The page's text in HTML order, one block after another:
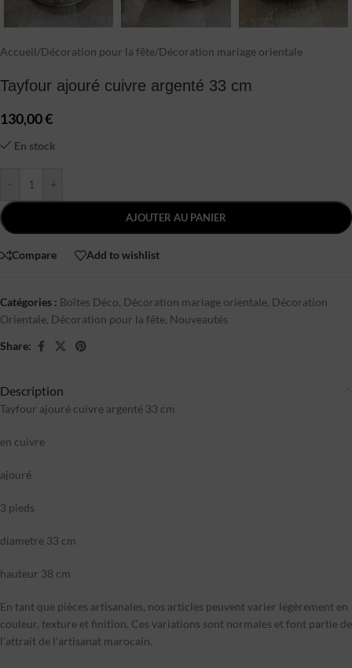
Accueil/Décoration pour la fête/Décoration mariage orientale
Tayfour ajouré cuivre argenté 33 cm
130,00€
En stock
- +
AJOUTER AU PANIER
Compare Add to wishlist
Catégories : Boîtes Déco, Décoration mariage orientale, Décoration
Orientale, Décoration pour la fête, Nouveautés
Share:
Description
Tayfour ajouré cuivre argenté 33 cm
en cuivre
ajouré
3 pieds
diametre 33 cm
hauteur 38 cm
En tant que pièces artisanales, nos articles peuvent varier légèrement en
couleur, texture et finition. Ces variations sont normales et font partie de
l’attrait de l’artisanat marocain.